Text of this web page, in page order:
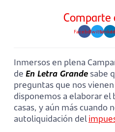
Comparte
FacebookTwitter
Inmersos en plena
de En Letra Grande sabe
preguntas que nos
disponemos a elaborar
casas, y aún más cuando
autoliquidación del